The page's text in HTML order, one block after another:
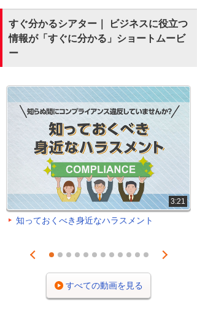
すぐ分かるシアター｜ ビジネスに役立つ
情報が「すぐに分かる」ショートムービ
ー
3:21
知っておくべき身近なハラスメント
Prev
1 2 3 4 5 6 7 8 9 101112
Next
すべての動画を見る